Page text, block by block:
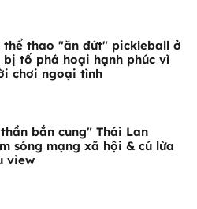
thể thao "ăn đứt" pickleball ở
bị tố phá hoại hạnh phúc vì
chơi ngoại tình
bắn cung" Thái Lan
sóng mạng xã hội & cú lừa
view